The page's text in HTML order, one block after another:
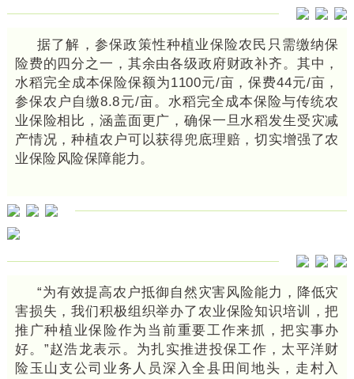
据了解，参保政策性种植业保险农民只需缴纳保
险费的四分之一，其余由各级政府财政补齐。其中，
水稻完全成本保险保额为1100元/亩，保费44元/亩，
参保农户自缴8.8元/亩。水稻完全成本保险与传统农
业保险相比，涵盖面更广，确保一旦水稻发生受灾减
产情况，种植农户可以获得兜底理赔，切实增强了农
业保险风险保障能力。
“为有效提高农户抵御自然灾害风险能力，降低灾
害损失，我们积极组织举办了农业保险知识培训，把
推广种植业保险作为当前重要工作来抓，把实事办
好。”赵浩龙表示。为扎实推进投保工作，太平洋财
险玉山支公司业务人员深入全县田间地头，走村入